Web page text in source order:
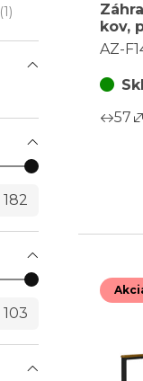
(1)
kov,
sivá,
AZ-
57